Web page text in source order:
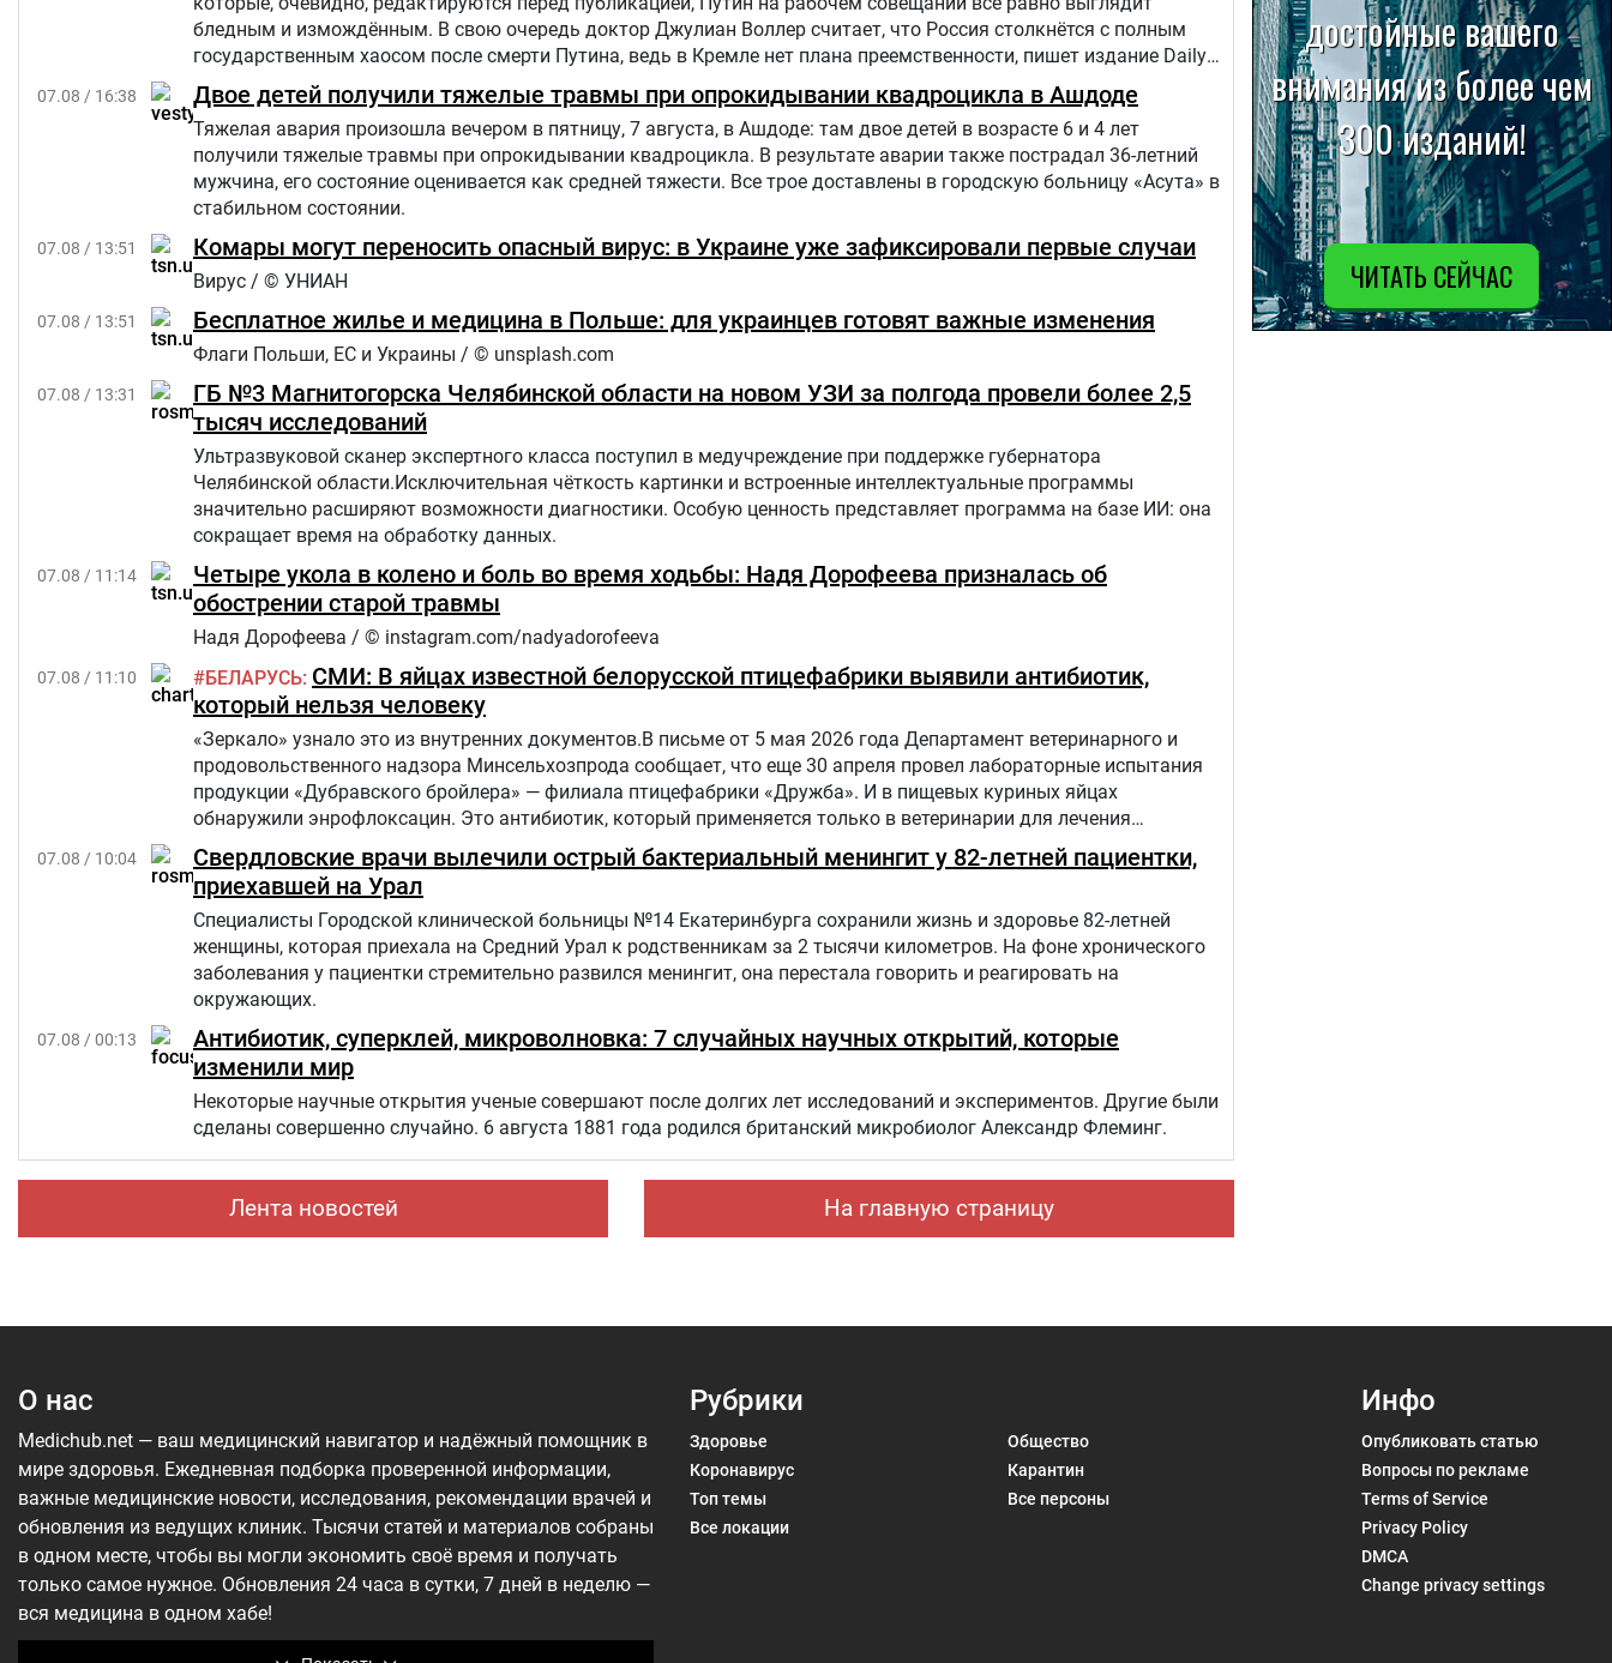
бледным и измождённым. В свою очередь доктор Джулиан Воллер считает, что Россия столкнётся с полным
государственным хаосом после смерти Путина, ведь в Кремле нет плана преемственности, пишет издание Daily
Star.
07.08 / 16:38 Двое детей получили тяжелые травмы при опрокидывании квадроцикла в Ашдоде
Тяжелая авария произошла вечером в пятницу, 7 августа, в Ашдоде: там двое детей в возрасте 6 и 4 лет
получили тяжелые травмы при опрокидывании квадроцикла. В результате аварии также пострадал 36-летний
мужчина, его состояние оценивается как средней тяжести. Все трое доставлены в городскую больницу «Асута» в
стабильном состоянии.
07.08 / 13:51 Комары могут переносить опасный вирус: в Украине уже зафиксировали первые случаи
Вирус / © УНИАН
07.08 / 13:51 Бесплатное жилье и медицина в Польше: для украинцев готовят важные изменения
Флаги Польши, ЕС и Украины / © unsplash.com
07.08 / 13:31
ГБ №3 Магнитогорска Челябинской области на новом УЗИ за полгода провели более 2,5
тысяч исследований
Ультразвуковой сканер экспертного класса поступил в медучреждение при поддержке губернатора
Челябинской области.Исключительная чёткость картинки и встроенные интеллектуальные программы
значительно расширяют возможности диагностики. Особую ценность представляет программа на базе ИИ: она
сокращает время на обработку данных.
07.08 / 11:14
Четыре укола в колено и боль во время ходьбы: Надя Дорофеева призналась об
обострении старой травмы
Надя Дорофеева / © instagram.com/nadyadorofeeva
07.08 / 11:10 БЕЛАРУСЬ СМИ: В яйцах известной белорусской птицефабрики выявили антибиотик,
который нельзя человеку
«Зеркало» узнало это из внутренних документов.В письме от 5 мая 2026 года Департамент ветеринарного и
продовольственного надзора Минсельхозпрода сообщает, что еще 30 апреля провел лабораторные испытания
продукции «Дубравского бройлера» — филиала птицефабрики «Дружба». И в пищевых куриных яйцах
обнаружили энрофлоксацин. Это антибиотик, который применяется только в ветеринарии для лечения
сельскохозяйственных, домашних животных и птиц.
07.08 / 10:04
Свердловские врачи вылечили острый бактериальный менингит у 82-летней пациентки,
приехавшей на Урал
Специалисты Городской клинической больницы №14 Екатеринбурга сохранили жизнь и здоровье 82-летней
женщины, которая приехала на Средний Урал к родственникам за 2 тысячи километров. На фоне хронического
заболевания у пациентки стремительно развился менингит, она перестала говорить и реагировать на
окружающих.
07.08 / 00:13
Антибиотик, суперклей, микроволновка: 7 случайных научных открытий, которые
изменили мир
Некоторые научные открытия ученые совершают после долгих лет исследований и экспериментов. Другие были
сделаны совершенно случайно. 6 августа 1881 года родился британский микробиолог Александр Флеминг.
Лента новостей На главную страницу
О нас
Medichub.net — ваш медицинский навигатор и надёжный помощник в
мире здоровья. Ежедневная подборка проверенной информации,
важные медицинские новости, исследования, рекомендации врачей и
обновления из ведущих клиник. Тысячи статей и материалов собраны
в одном месте, чтобы вы могли экономить своё время и получать
только самое нужное. Обновления 24 часа в сутки, 7 дней в неделю —
вся медицина в одном хабе!
Рубрики
Здоровье
Общество
Коронавирус
Карантин
Топ темы
Все персоны
Все локации
Инфо
Опубликовать статью
Вопросы по рекламе
Terms of Service
Privacy Policy
DMCA
Change privacy settings